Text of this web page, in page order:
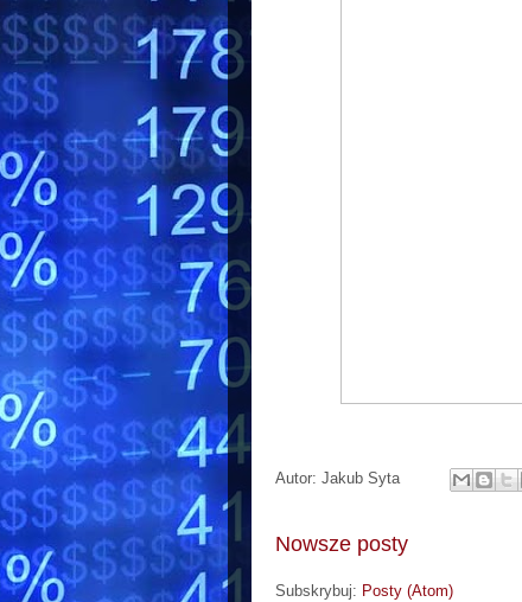
Autor: Jakub Syta
Nowsze posty
Subskrybuj: Posty (Atom)